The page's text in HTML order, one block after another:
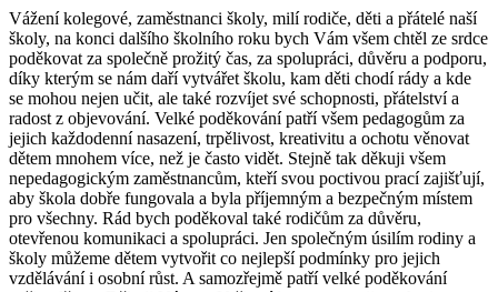
Vážení kolegové, zaměstnanci školy, milí rodiče, děti a přátelé naší
školy, na konci dalšího školního roku bych Vám všem chtěl ze srdce
poděkovat za společně prožitý čas, za spolupráci, důvěru a podporu,
díky kterým se nám daří vytvářet školu, kam děti chodí rády a kde
se mohou nejen učit, ale také rozvíjet své schopnosti, přátelství a
radost z objevování. Velké poděkování patří všem pedagogům za
jejich každodenní nasazení, trpělivost, kreativitu a ochotu věnovat
dětem mnohem více, než je často vidět. Stejně tak děkuji všem
nepedagogickým zaměstnancům, kteří svou poctivou prací zajišťují,
aby škola dobře fungovala a byla příjemným a bezpečným místem
pro všechny. Rád bych poděkoval také rodičům za důvěru,
otevřenou komunikaci a spolupráci. Jen společným úsilím rodiny a
školy můžeme dětem vytvořit co nejlepší podmínky pro jejich
vzdělávání i osobní růst. A samozřejmě patří velké poděkování